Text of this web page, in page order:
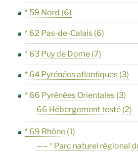
* 59 Nord (6)
* 62 Pas-de-Calais (6)
* 63 Puy de Dome (7)
* 64 Pyrénées atlantiques (3)
* 66 Pyrénées Orientales (3)
66 Hébergement testé (2)
* 69 Rhône (1)
—– * Parc naturel régional